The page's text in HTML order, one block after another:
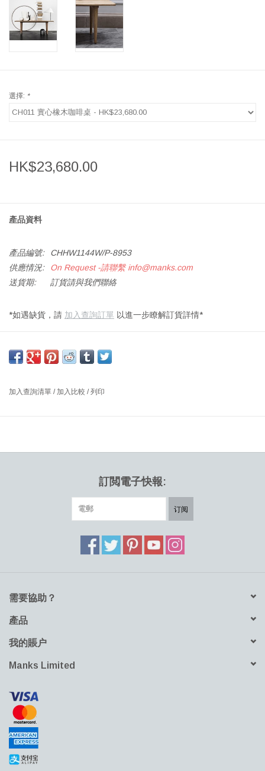
選擇: *
HK$23,680.00
產品資料
產品編號:
CHHW1144W/P-8953
供應情況:
On Request -請聯繫info@manks.com
送貨期:
訂貨請與我們聯絡
*如遇缺貨，請 加入查詢訂單 以進一步瞭解訂貨詳情*
尺寸：長 130 x 闊 55 x 高 44 厘米
Hans J. Wegner於1954年設計的長方形CH011咖啡枱體現了實用性
大多數Wegner椅子完美搭配。
CH011咖啡桌寬大的桌面提供了放置物品的靈活性，從書、筆記本
電腦到雞尾酒和小吃。設計幹凈的表達和自然的木制表面也適合展
下載產品三維檔案
加入查詢清單 / 加入比較 /列印
訂閲電子快報:
订阅
需要協助？
產品
我的賬户
Manks Limited